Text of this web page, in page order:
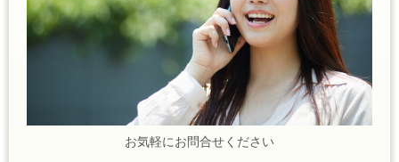
お気軽にお問合せください